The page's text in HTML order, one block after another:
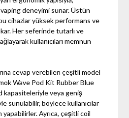
deneyimi sunar. Üstün
cihazlar yüksek performans ve
Her seferinde tutarlı ve
kullanıcıları memnun
cevap verebilen çeşitli model
Wave Pod Kit Rubber Blue
kapasiteleriyle veya geniş
sunulabilir, böylece kullanıcılar
Ayrıca, çeşitli coil